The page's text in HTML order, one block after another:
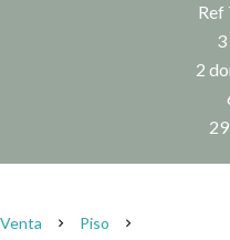
Ref
2
Venta
Piso